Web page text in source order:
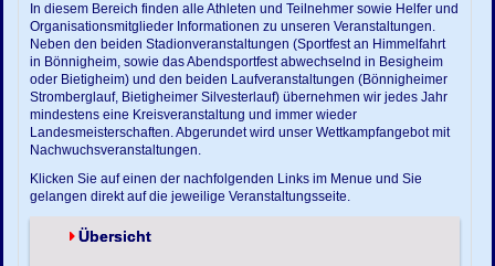
In diesem Bereich finden alle Athleten und Teilnehmer sowie Helfer und
Organisationsmitglieder Informationen zu unseren Veranstaltungen.
Neben den beiden Stadionveranstaltungen (Sportfest an Himmelfahrt
in Bönnigheim, sowie das Abendsportfest abwechselnd in Besigheim
oder Bietigheim) und den beiden Laufveranstaltungen (Bönnigheimer
Stromberglauf, Bietigheimer Silvesterlauf) übernehmen wir jedes Jahr
mindestens eine Kreisveranstaltung und immer wieder
Landesmeisterschaften. Abgerundet wird unser Wettkampfangebot mit
Nachwuchsveranstaltungen.
Klicken Sie auf einen der nachfolgenden Links im Menue und Sie
gelangen direkt auf die jeweilige Veranstaltungsseite.
Übersicht